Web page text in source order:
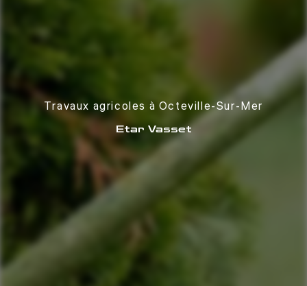
Travaux agricoles à Octeville-Sur-Mer
Etar Vasset